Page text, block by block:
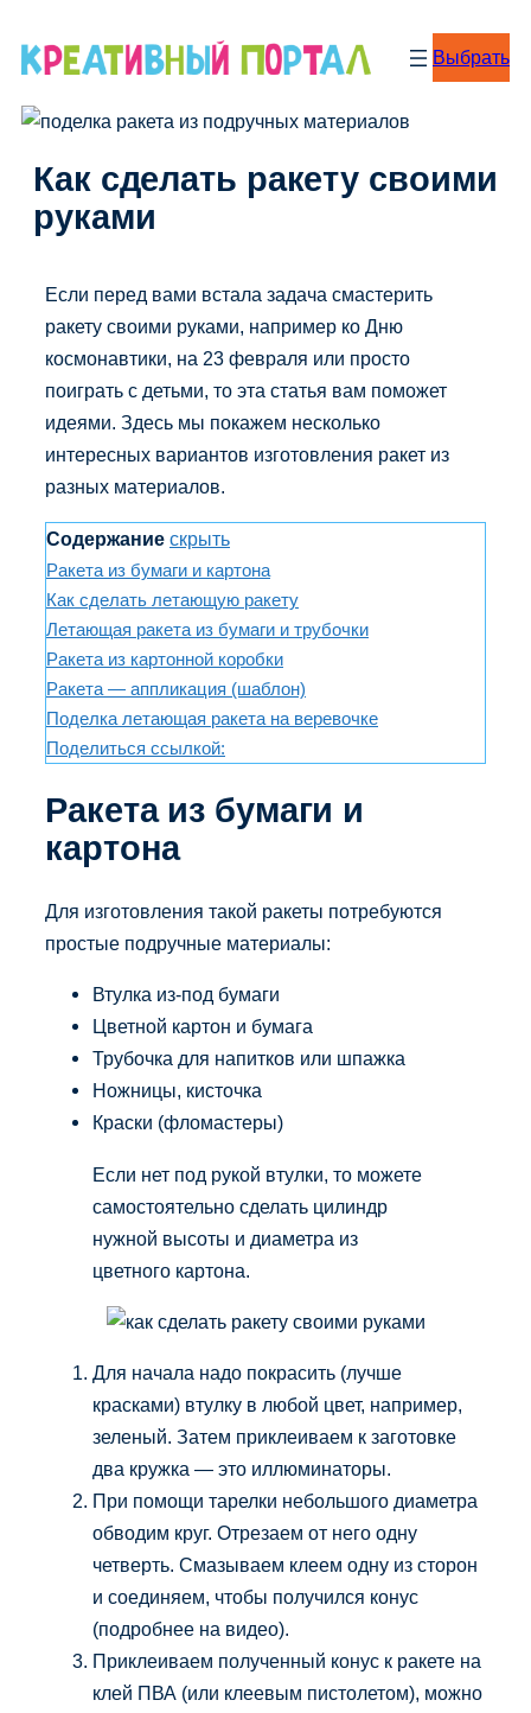
Выбрать
Как сделать ракету своими
руками
Если перед вами встала задача смастерить
ракету своими руками, например ко Дню
космонавтики, на 23 февраля или просто
поиграть с детьми, то эта статья вам поможет
идеями. Здесь мы покажем несколько
интересных вариантов изготовления ракет из
разных материалов.
Содержание скрыть
Ракета из бумаги и картона
Как сделать летающую ракету
Летающая ракета из бумаги и трубочки
Ракета из картонной коробки
Ракета — аппликация (шаблон)
Поделка летающая ракета на веревочке
Поделиться ссылкой:
Ракета из бумаги и
картона
Для изготовления такой ракеты потребуются
простые подручные материалы:
Втулка из-под бумаги
Цветной картон и бумага
Трубочка для напитков или шпажка
Ножницы, кисточка
Краски (фломастеры)
Если нет под рукой втулки, то можете
самостоятельно сделать цилиндр
нужной высоты и диаметра из
цветного картона.
Для начала надо покрасить (лучше
красками) втулку в любой цвет, например,
зеленый. Затем приклеиваем к заготовке
два кружка — это иллюминаторы.
При помощи тарелки небольшого диаметра
обводим круг. Отрезаем от него одну
четверть. Смазываем клеем одну из сторон
и соединяем, чтобы получился конус
(подробнее на видео).
Приклеиваем полученный конус к ракете на
клей ПВА (или клеевым пистолетом), можно